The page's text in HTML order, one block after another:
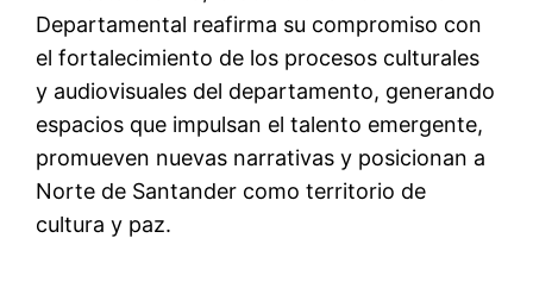
Departamental reafirma su compromiso con
el fortalecimiento de los procesos culturales
y audiovisuales del departamento, generando
espacios que impulsan el talento emergente,
promueven nuevas narrativas y posicionan a
Norte de Santander como territorio de
cultura y paz.